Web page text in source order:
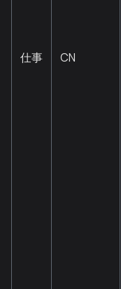
仕事 CN